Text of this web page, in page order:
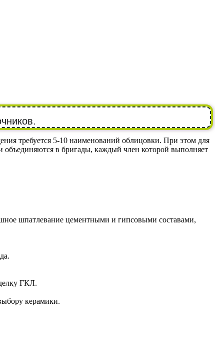
требуется 5-10 наименований облицовки. При этом для
в бригады, каждый член которой выполняет
шпатлевание цементными и гипсовыми составами,
ГКЛ.
керамики.